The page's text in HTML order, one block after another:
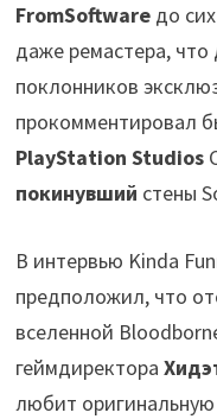
FromSoftwareдо сих
даже ремастера,
поклонников
прокомментировал
PlayStation Studios
покинувший стены
В интервью Kinda
предположил, что
вселенной
геймдиректора
любит оригинальную